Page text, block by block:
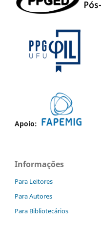
Apoio:
Informações
Para Leitores
Para Autores
Para Bibliotecários